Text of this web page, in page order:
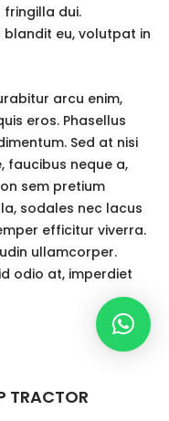
fringilla dui.
eu, volutpat in
arcu enim,
eros. Phasellus
Sed at nisi
faucibus neque a,
sem pretium
sodales nec lacus
efficitur viverra.
ullamcorper.
odio at, imperdiet
TRACTOR